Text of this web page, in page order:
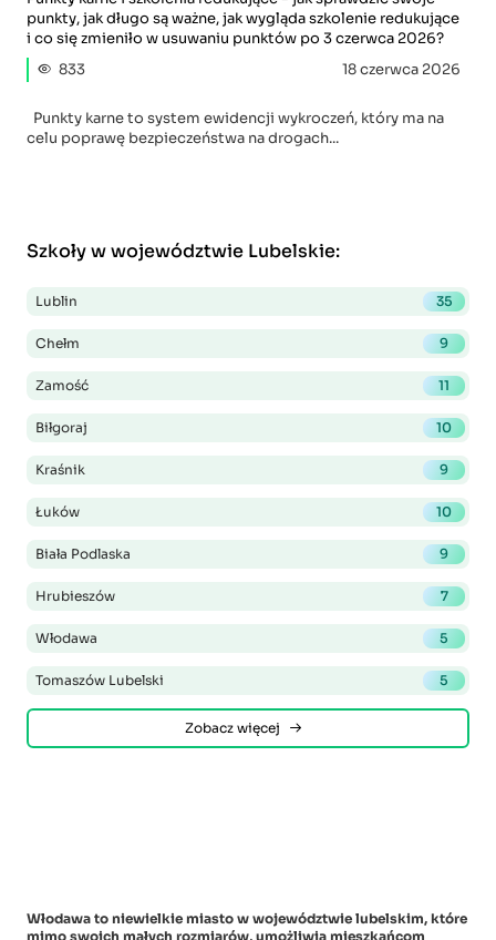
punkty, jak długo są ważne, jak wygląda szkolenie redukujące
i co się zmieniło w usuwaniu punktów po 3 czerwca 2026?
833
18 czerwca 2026
Punkty karne to system ewidencji wykroczeń, który ma na
celu poprawę bezpieczeństwa na drogach...
Szkoły w województwie Lubelskie:
Lublin 35
Chełm 9
Zamość 11
Biłgoraj 10
Kraśnik 9
Łuków 10
Biała Podlaska 9
Hrubieszów 7
Włodawa 5
Tomaszów Lubelski 5
Zobacz więcej
Włodawa to niewielkie miasto w województwie lubelskim, które
mimo swoich małych rozmiarów, umożliwia mieszkańcom